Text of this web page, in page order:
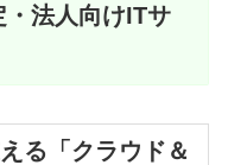
・法人向けITサ
る「クラウド＆